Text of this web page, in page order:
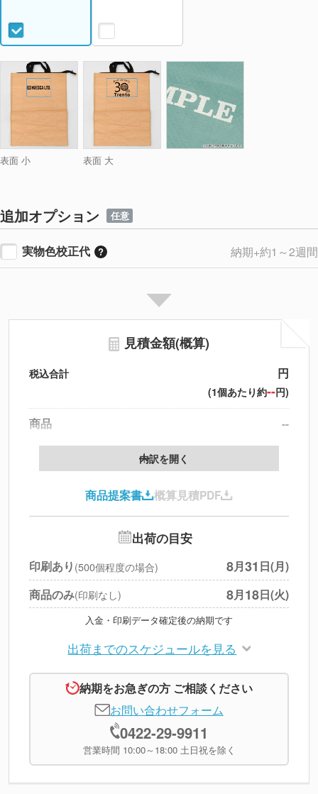
表面 小 表面 大
追加オプション 任意
実物色校正代 納期+約1～2週間
見積金額(概算)
税込合計 円
(1個あたり約--円)
商品
--
製版代
印刷代
北海道・沖縄・離島 別途
※上記小計は税別です
内訳を開く
商品提案書 概算見積PDF
出荷の目安
印刷あり (500個程度の場合) 8月31 日(月)
商品のみ(印刷なし) 8月18日(火)
入金・印刷データ確定後の納期です
出荷までのスケジュールを見る
納期をお急ぎの方 ご相談ください
お問い合わせフォーム
0422-29-9911
営業時間 10:00～18:00 土日祝を除く